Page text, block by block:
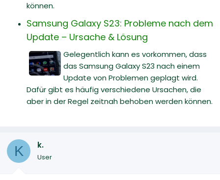
können.
Samsung Galaxy S23: Probleme nach dem
Update – Ursache & Lösung
Gelegentlich kann es vorkommen, dass
das Samsung Galaxy S23 nach einem
Update von Problemen geplagt wird.
Dafür gibt es häufig verschiedene Ursachen, die
aber in der Regel zeitnah behoben werden können.
K k.
User